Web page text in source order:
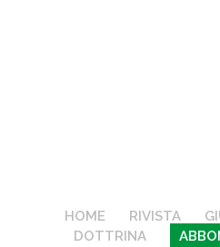
HOME RIVISTA
DOTTRINA